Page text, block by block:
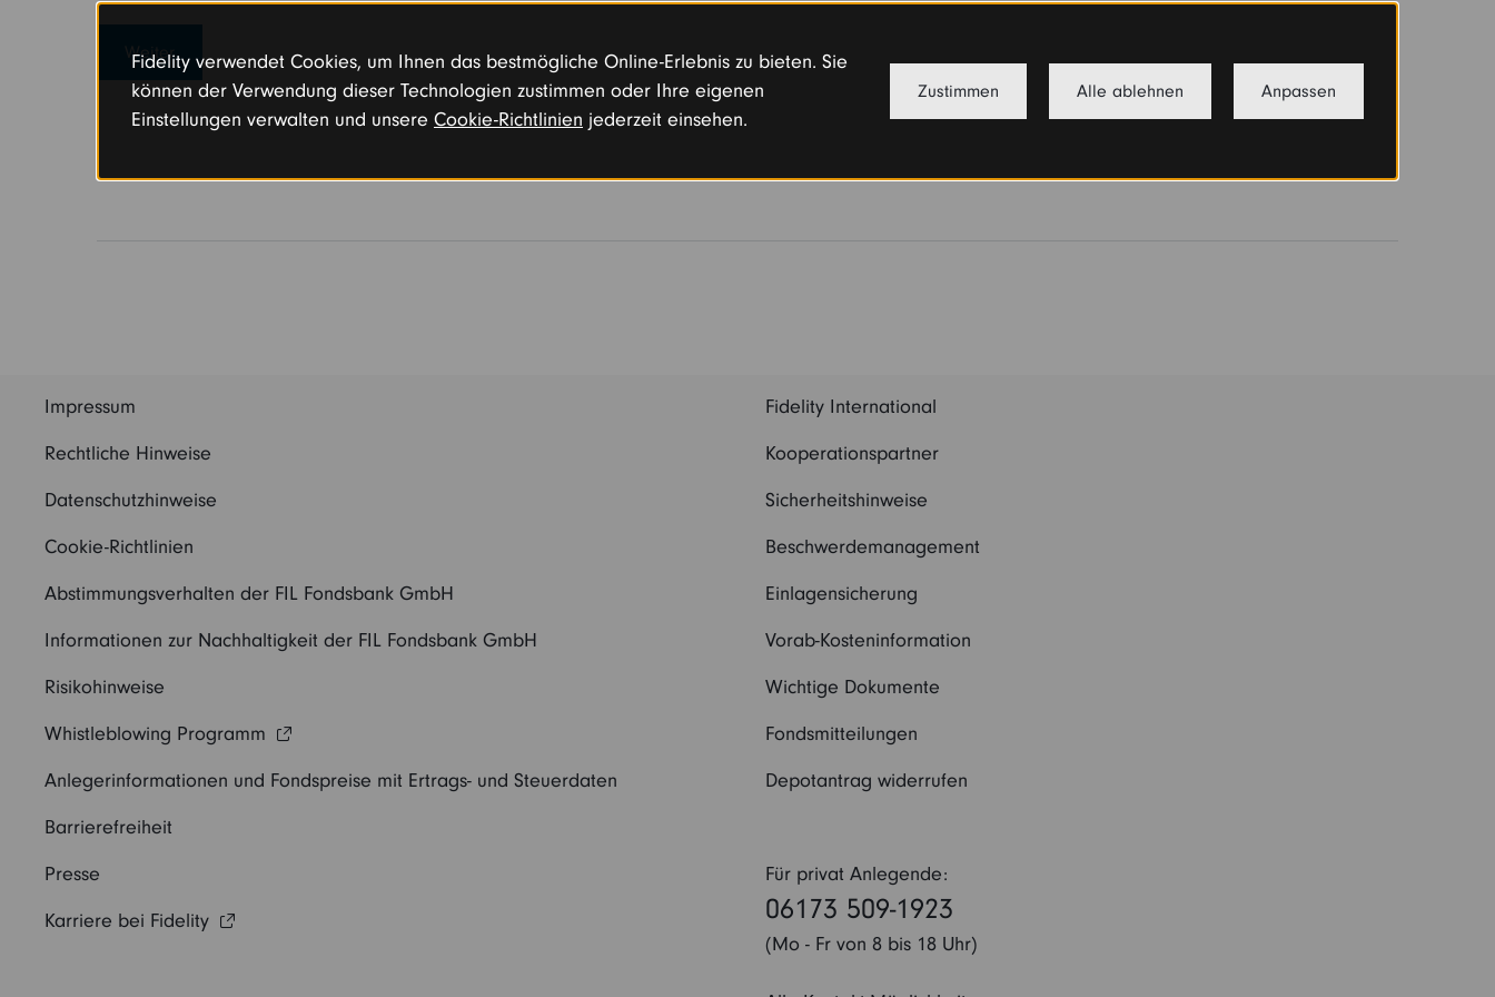
Weiter
Impressum
Rechtliche Hinweise
Datenschutzhinweise
Cookie-Richtlinien
Abstimmungsverhalten der FIL Fondsbank GmbH
Informationen zur Nachhaltigkeit der FIL Fondsbank GmbH
Risikohinweise
Whistleblowing Programm
Anlegerinformationen und Fondspreise mit Ertrags- und Steuerdaten
Barrierefreiheit
Fidelity International
Kooperationspartner
Sicherheitshinweise
Beschwerdemanagement
Einlagensicherung
Vorab-Kosteninformation
Wichtige Dokumente
Fondsmitteilungen
Depotantrag widerrufen
Presse
Karriere bei Fidelity
Für privat Anlegende:
06173 509-1923
(Mo - Fr von 8 bis 18 Uhr)
Fidelity verwendet Cookies, um Ihnen das bestmögliche Online-Erlebnis zu bieten. Sie
können der Verwendung dieser Technologien zustimmen oder Ihre eigenen
Einstellungen verwalten und unsere Cookie-Richtlinien jederzeit einsehen.
Zustimmen Alle ablehnen Anpassen